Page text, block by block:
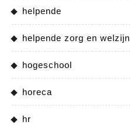
helpende
helpende zorg en welzijn
hogeschool
horeca
hr